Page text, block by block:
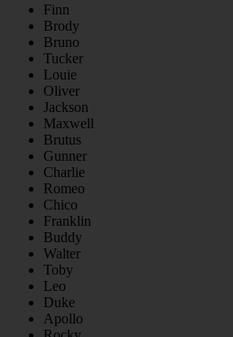
Finn
Brody
Bruno
Tucker
Louie
Oliver
Jackson
Maxwell
Brutus
Gunner
Charlie
Romeo
Chico
Franklin
Buddy
Walter
Toby
Leo
Duke
Apollo